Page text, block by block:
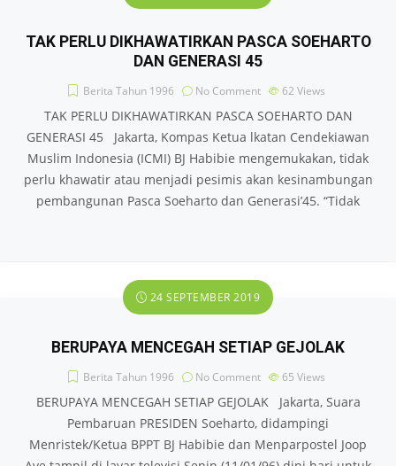
TAK PERLU DIKHAWATIRKAN PASCA SOEHARTO
DAN GENERASI 45
Berita Tahun 1996 No Comment 62 Views
TAK PERLU DIKHAWATIRKAN PASCA SOEHARTO DAN
GENERASI 45 Jakarta, Kompas Ketua lkatan Cendekiawan
Muslim Indonesia (ICMI) BJ Habibie mengemukakan, tidak
perlu khawatir atau menjadi pesimis akan kesinambungan
pembangunan Pasca Soeharto dan Generasi’45. “Tidak
24 SEPTEMBER 2019
BERUPAYA MENCEGAH SETIAP GEJOLAK
Berita Tahun 1996 No Comment 65 Views
BERUPAYA MENCEGAH SETIAP GEJOLAK Jakarta, Suara
Pembaruan PRESIDEN Soeharto, didampingi
Menristek/Ketua BPPT BJ Habibie dan Menparpostel Joop